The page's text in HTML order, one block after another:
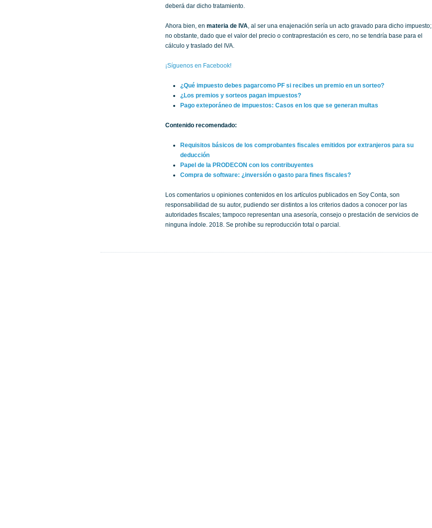
deberá dar dicho tratamiento.
Ahora bien, en materia de IVA, al ser una enajenación sería un acto gravado para dicho impuesto;
no obstante, dado que el valor del precio o contraprestación es cero, no se tendría base para el
cálculo y traslado del IVA.
¡Síguenos en Facebook!
¿Qué impuesto debes pagarcomo PF si recibes un premio en un sorteo?
¿Los premios y sorteos pagan impuestos?
Pago exteporáneo de impuestos: Casos en los que se generan multas
Contenido recomendado:
Requisitos básicos de los comprobantes fiscales emitidos por extranjeros para su
deducción
Papel de la PRODECON con los contribuyentes
Compra de software: ¿inversión o gasto para fines fiscales?
Los comentarios u opiniones contenidos en los artículos publicados en Soy Conta, son
responsabilidad de su autor, pudiendo ser distintos a los criterios dados a conocer por las
autoridades fiscales; tampoco representan una asesoría, consejo o prestación de servicios de
ninguna índole. 2018. Se prohíbe su reproducción total o parcial.